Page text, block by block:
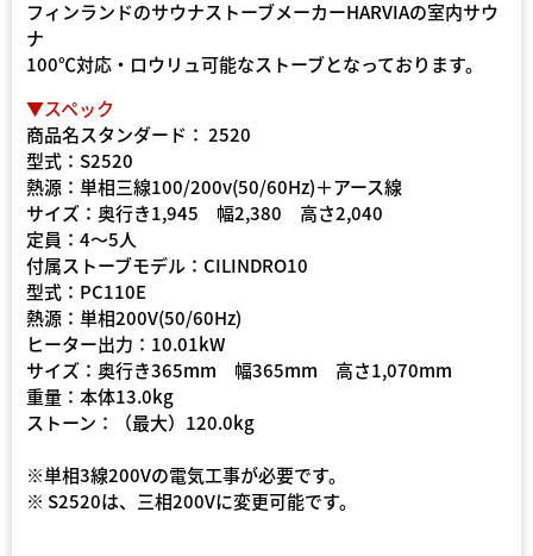
フィンランドのサウナストーブメーカーHARVIAの室内サウ
ナ
100℃対応・ロウリュ可能なストーブとなっております。
▼スペック
商品名スタンダード： 2520
型式：S2520
熱源：単相三線100/200v(50/60Hz)＋アース線
サイズ：奥行き1,945 幅2,380 高さ2,040
定員：4～5人
付属ストーブモデル：CILINDRO10
型式：PC110E
熱源：単相200V(50/60Hz)
ヒーター出力：10.01kW
サイズ：奥行き365mm 幅365mm 高さ1,070mm
重量：本体13.0kg
ストーン：（最大）120.0kg
※単相3線200Vの電気工事が必要です。
※ S2520は、三相200Vに変更可能です。